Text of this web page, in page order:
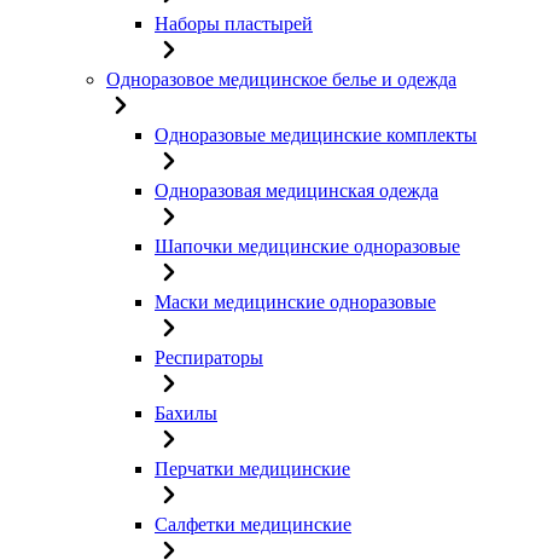
Наборы пластырей
Одноразовое медицинское белье и одежда
Одноразовые медицинские комплекты
Одноразовая медицинская одежда
Шапочки медицинские одноразовые
Маски медицинские одноразовые
Респираторы
Бахилы
Перчатки медицинские
Салфетки медицинские